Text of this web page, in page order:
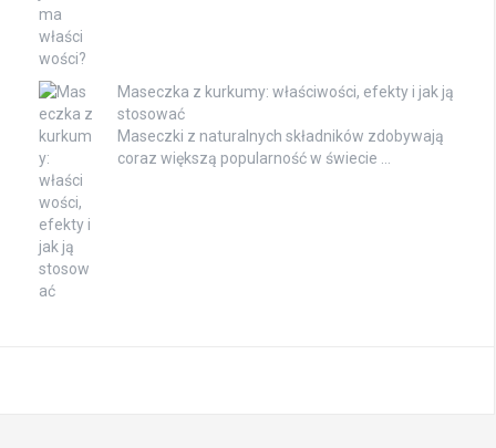
Maseczka z kurkumy: właściwości, efekty i jak ją
stosować
Maseczki z naturalnych składników zdobywają
coraz większą popularność w świecie …